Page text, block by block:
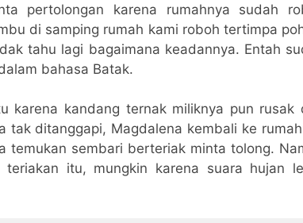
pertolongan karena rumahnya sudah
di samping rumah kami roboh tertimpa
tahu lagi bagaimana keadannya. Entah
bahasa Batak.
karena kandang ternak miliknya pun rusak
tak ditanggapi, Magdalena kembali ke
temukan sembari berteriak minta tolong.
itu, mungkin karena suara hujan